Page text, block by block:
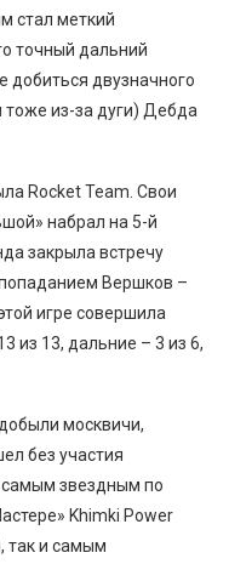
стал меткий
точный дальний
добиться двузначного
из-за дуги) Дебда
Rocket Team. Свои
набрал на 5-й
закрыла встречу
Вершков –
игре совершила
из 13, дальние – 3 из 6,
москвичи,
без участия
самым звездным по
Khimki Power
так и самым